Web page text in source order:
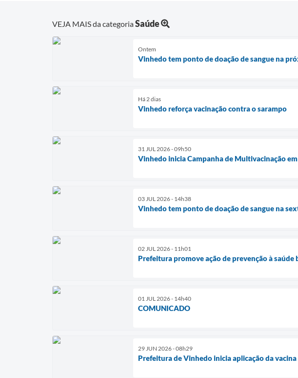
VEJA MAIS da categoriaSaúde
Ontem
Vinhedo tem ponto de doação de sangue na
Há 2 dias
Vinhedo reforça vacinação contra o sarampo
31 JUL 2026 - 09h50
Vinhedo inicia Campanha de Multivacinação
03 JUL 2026 - 14h38
Vinhedo tem ponto de doação de sangue na
02 JUL 2026 - 11h01
Prefeitura promove ação de prevenção à saúde
01 JUL 2026 - 14h40
COMUNICADO
29 JUN 2026 - 08h29
Prefeitura de Vinhedo inicia aplicação da